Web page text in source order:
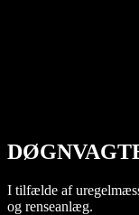
I tilfælde af
og renseanlæg.